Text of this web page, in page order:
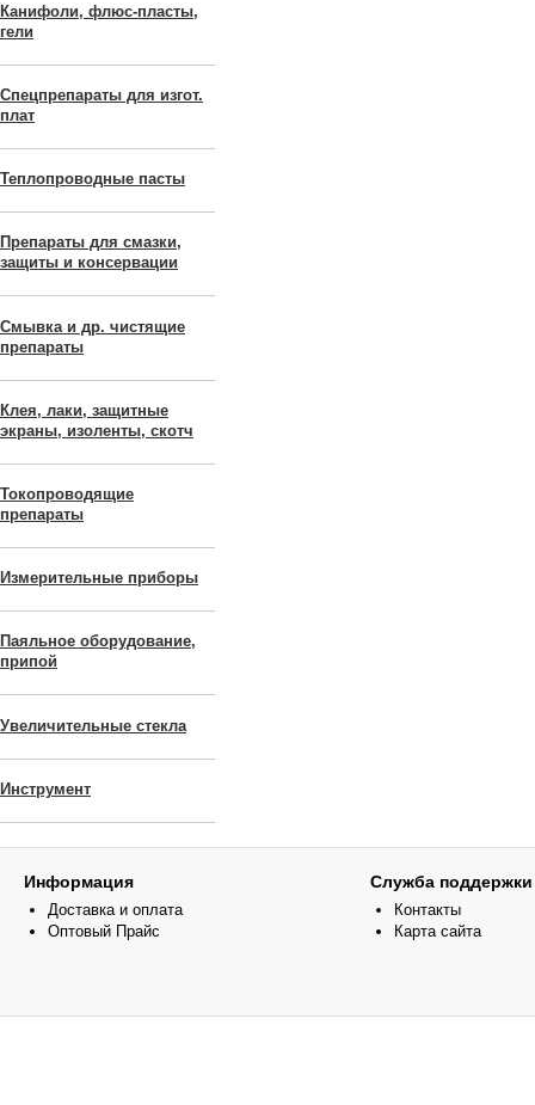
Канифоли, флюс-пласты,
гели
Спецпрепараты для изгот.
плат
Теплопроводные пасты
Препараты для смазки,
защиты и консервации
Смывка и др. чистящие
препараты
Клея, лаки, защитные
экраны, изоленты, скотч
Токопроводящие
препараты
Измерительные приборы
Паяльное оборудование,
припой
Увеличительные стекла
Инструмент
Информация
Доставка и оплата
Оптовый Прайс
Служба поддержки
Контакты
Карта сайта